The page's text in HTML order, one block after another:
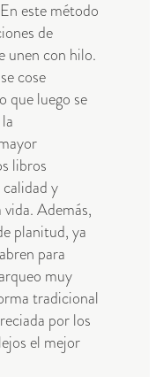
este método
de
unen con hilo.
cose
que luego se
libros
y
Además,
planitud, ya
para
muy
tradicional
por los
el mejor